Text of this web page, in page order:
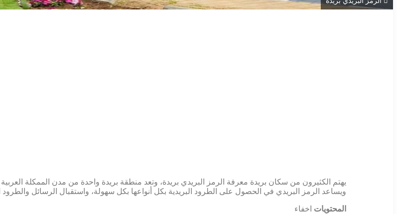
يهتم الكثيرون من سكان بريدة معرفة الرمز البريدي بريدة، وتعد منطقة بريدة واحدة من مدن الممكلة
ويساعد الرمز البريدي في الحصول على الطرود البريدية بكل أنواعها بكل سهولة، واستقبال الرسائل والطرود
المحتويات اخفاء